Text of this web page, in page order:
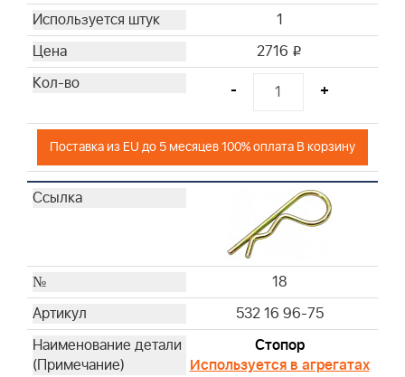
1
2716 i
- +
Поставка из EU до 5 месяцев 100% оплата В корзину
18
532 16 96-75
Стопор
Используется в агрегатах